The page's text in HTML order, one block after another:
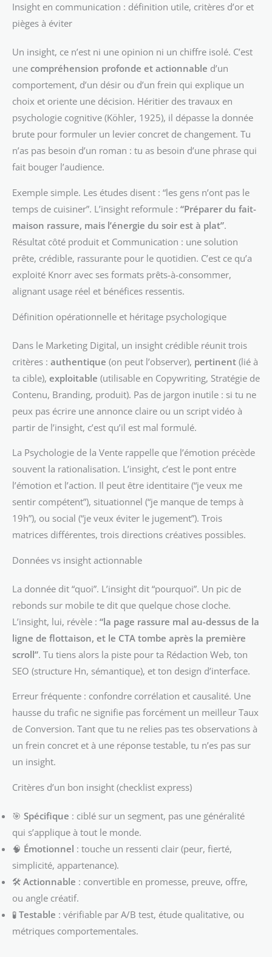
Insight en communication : définition utile, critères d’or et
pièges à éviter
Un insight, ce n’est ni une opinion ni un chiffre isolé. C’est
une compréhension profonde et actionnable d’un
comportement, d’un désir ou d’un frein qui explique un
choix et oriente une décision. Héritier des travaux en
psychologie cognitive (Köhler, 1925), il dépasse la donnée
brute pour formuler un levier concret de changement. Tu
n’as pas besoin d’un roman : tu as besoin d’une phrase qui
fait bouger l’audience.
Exemple simple. Les études disent : “les gens n’ont pas le
temps de cuisiner”. L’insight reformule : “Préparer du fait-
maison rassure, mais l’énergie du soir est à plat”.
Résultat côté produit et Communication : une solution
prête, crédible, rassurante pour le quotidien. C’est ce qu’a
exploité Knorr avec ses formats prêts-à-consommer,
alignant usage réel et bénéfices ressentis.
Définition opérationnelle et héritage psychologique
Dans le Marketing Digital, un insight crédible réunit trois
critères : authentique (on peut l’observer), pertinent (lié à
ta cible), exploitable (utilisable en Copywriting, Stratégie de
Contenu, Branding, produit). Pas de jargon inutile : si tu ne
peux pas écrire une annonce claire ou un script vidéo à
partir de l’insight, c’est qu’il est mal formulé.
La Psychologie de la Vente rappelle que l’émotion précède
souvent la rationalisation. L’insight, c’est le pont entre
l’émotion et l’action. Il peut être identitaire (“je veux me
sentir compétent”), situationnel (“je manque de temps à
19h”), ou social (“je veux éviter le jugement”). Trois
matrices différentes, trois directions créatives possibles.
Données vs insight actionnable
La donnée dit “quoi”. L’insight dit “pourquoi”. Un pic de
rebonds sur mobile te dit que quelque chose cloche.
L’insight, lui, révèle : “la page rassure mal au-dessus de la
ligne de flottaison, et le CTA tombe après la première
scroll”. Tu tiens alors la piste pour ta Rédaction Web, ton
SEO (structure Hn, sémantique), et ton design d’interface.
Erreur fréquente : confondre corrélation et causalité. Une
hausse du trafic ne signifie pas forcément un meilleur Taux
de Conversion. Tant que tu ne relies pas tes observations à
un frein concret et à une réponse testable, tu n’es pas sur
un insight.
Critères d’un bon insight (checklist express)
🎯 Spécifique : ciblé sur un segment, pas une généralité
qui s’applique à tout le monde.
🧠 Émotionnel : touche un ressenti clair (peur, fierté,
simplicité, appartenance).
🛠️ Actionnable : convertible en promesse, preuve, offre,
ou angle créatif.
🧪 Testable : vérifiable par A/B test, étude qualitative, ou
métriques comportementales.